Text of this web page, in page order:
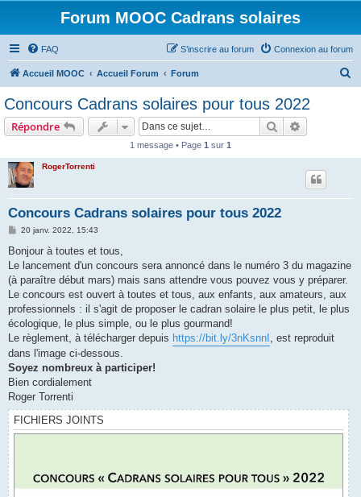
Forum MOOC Cadrans solaires
FAQ Connexion au forum
S’inscrire au forum
Accueil MOOC Accueil Forum Forum
Concours Cadrans solaires pour tous 2022
Répondre Rechercher
1 message • Page 1 sur 1
RogerTorrenti
Concours Cadrans solaires pour tous 2022
M
s
a
g
e
20 janv. 2022, 15:43
Bonjour à toutes et tous,
Le lancement d'un concours sera annoncé dans le numéro 3 du magazine
(à paraître début mars) mais sans attendre vous pouvez vous y préparer.
Le concours est ouvert à toutes et tous, aux enfants, aux amateurs, aux
professionnels : il s'agit de proposer le cadran solaire le plus petit, le plus
écologique, le plus simple, ou le plus gourmand!
Le règlement, à télécharger depuis https://bit.ly/3nKsnnI , est reproduit
dans l'image ci-dessous.
Soyez nombreux à participer!
Bien cordialement
Roger Torrenti
FICHIERS JOINTS